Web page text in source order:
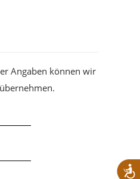
Angaben können wir